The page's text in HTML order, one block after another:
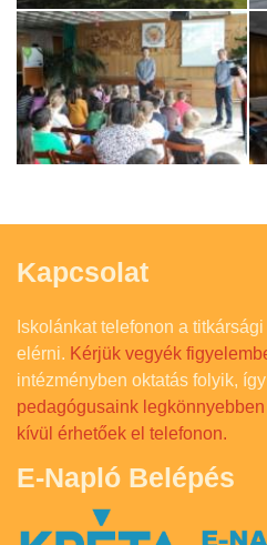
Kapcsolat
Iskolánkat telefonon a
elérni. Kérjük vegyék
intézményben oktatás folyik, így
pedagógusaink
kívül érhetőek el telefonon.
E-Napló Belépés